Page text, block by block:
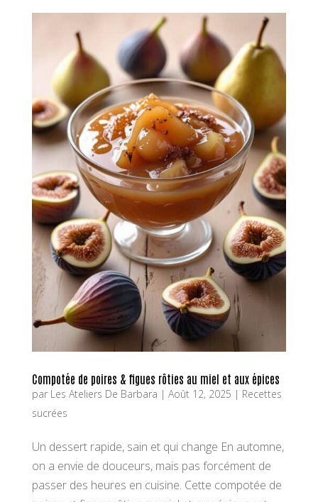
Compotée de poires & figues rôties au miel et aux épices
par Les Ateliers De Barbara | Août 12, 2025 | Recettes
sucrées
Un dessert rapide, sain et qui change En automne,
on a envie de douceurs, mais pas forcément de
passer des heures en cuisine. Cette compotée de